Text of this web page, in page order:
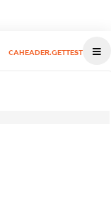
CAHEADER.GETTEST